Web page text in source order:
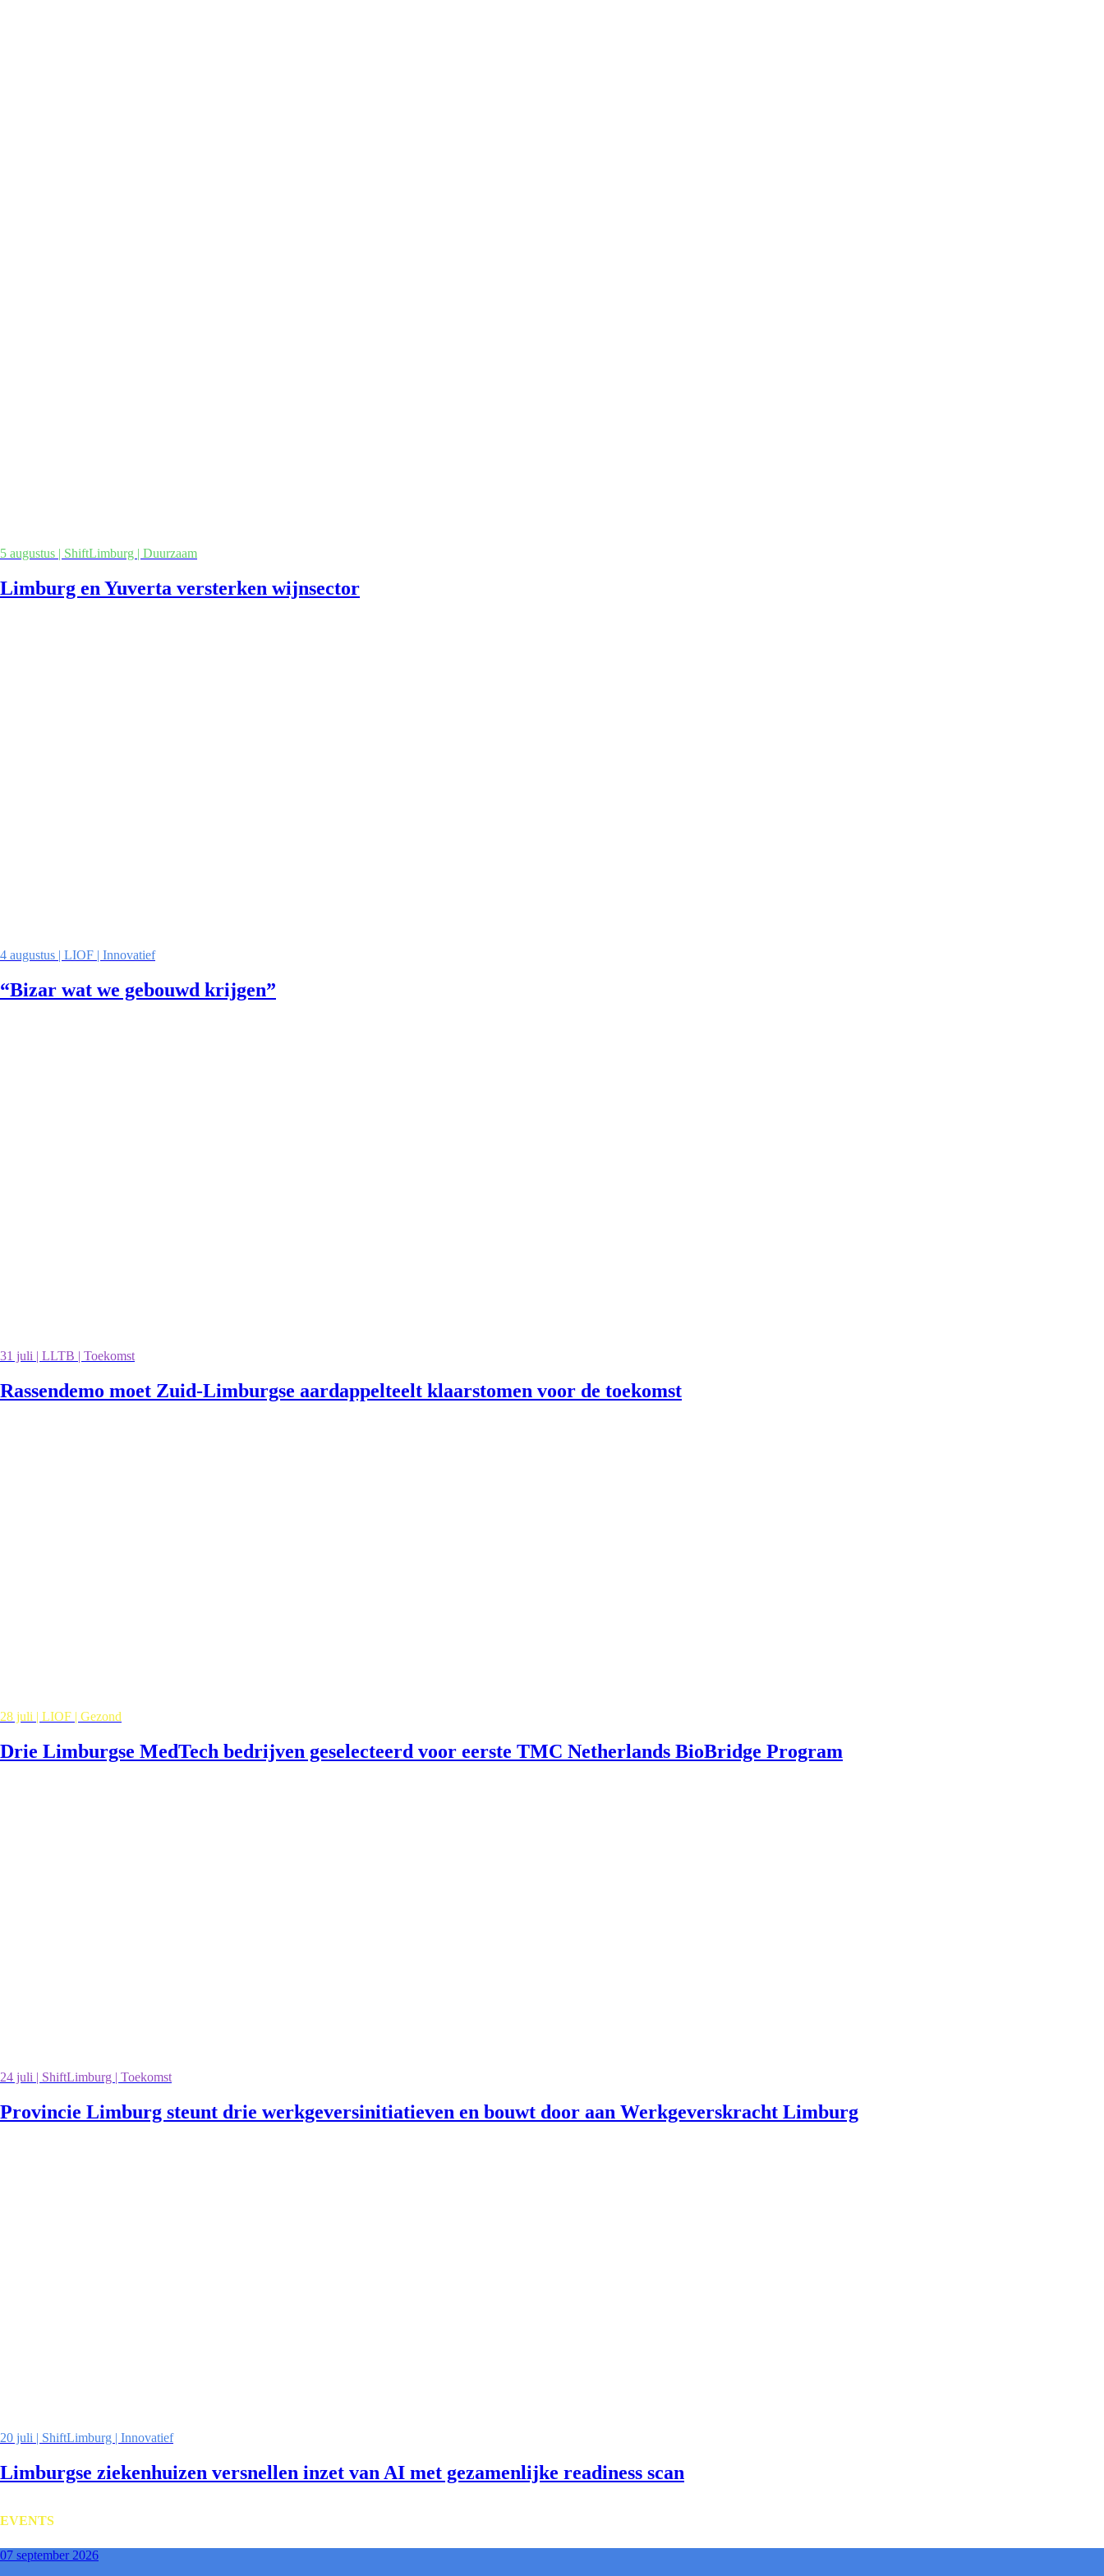
5 augustus | ShiftLimburg | Duurzaam
Limburg en Yuverta versterken wijnsector
4 augustus | LIOF | Innovatief
“Bizar wat we gebouwd krijgen”
31 juli | LLTB | Toekomst
Rassendemo moet Zuid-Limburgse aardappelteelt klaarstomen voor de toekomst
28 juli | LIOF | Gezond
Drie Limburgse MedTech bedrijven geselecteerd voor eerste TMC Netherlands BioBridge Program
24 juli | ShiftLimburg | Toekomst
Provincie Limburg steunt drie werkgeversinitiatieven en bouwt door aan Werkgeverskracht Limburg
20 juli | ShiftLimburg | Innovatief
Limburgse ziekenhuizen versnellen inzet van AI met gezamenlijke readiness scan
EVENTS
07 september 2026